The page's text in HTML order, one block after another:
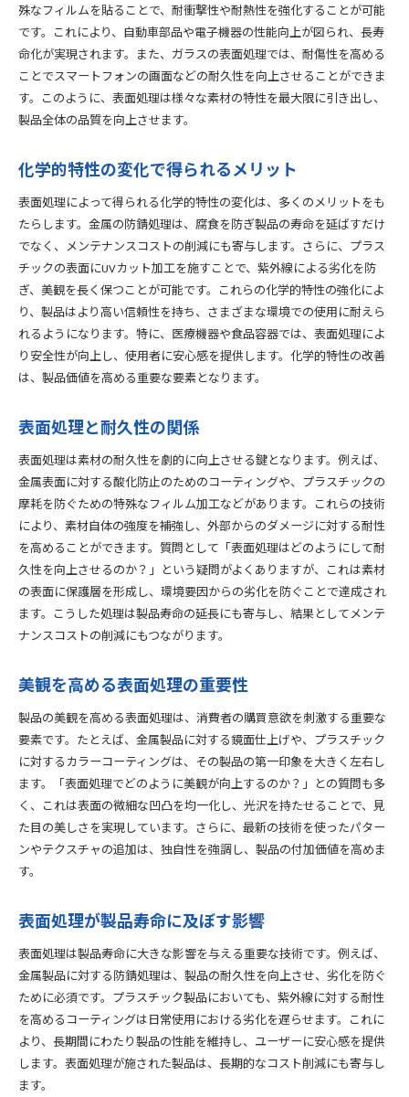
表面処理の種類とその素材への効果的な活用法
主要な表面処理技術の種類と特性
各種表面処理の素材別適用例
表面処理による効果的なコーティング法
素材に応じた表面処理選択のポイント
表面処理の選択で注意すべき点
実例で見る表面処理がもたらす製品の価値向上
成功事例から学ぶ表面処理の効果
耐久性強化事例に学ぶ表面処理の力
美観向上事例で見る表面処理の役割
表面処理が生み出す新製品の可能性
表面処理で差別化する製品開発
実例が示す表面処理の重要性
よくある疑問に答える表面処理の必要性とそのメリット
表面処理が必要とされる理由
製品品質における表面処理のメリット
表面処理のコストとその価値
表面処理技術の導入事例と成功の秘訣
表面処理がもたらす事業へのインパクト
素材特性を生かすための表面処理技術の革新と未来
次世代の表面処理技術の展望
技術革新がもたらす表面処理の進化
素材特性に応じた新たな表面処理技術
イノベーションが生む新たな表面処理法
殊なフィルムを貼ることで、耐衝撃性や耐熱性を強化することが可能
です。これにより、自動車部品や電子機器の性能向上が図られ、長寿
命化が実現されます。また、ガラスの表面処理では、耐傷性を高める
ことでスマートフォンの画面などの耐久性を向上させることができま
す。このように、表面処理は様々な素材の特性を最大限に引き出し、
製品全体の品質を向上させます。
化学的特性の変化で得られるメリット
表面処理によって得られる化学的特性の変化は、多くのメリットをも
たらします。金属の防錆処理は、腐食を防ぎ製品の寿命を延ばすだけ
でなく、メンテナンスコストの削減にも寄与します。さらに、プラス
チックの表面にUVカット加工を施すことで、紫外線による劣化を防
ぎ、美観を長く保つことが可能です。これらの化学的特性の強化によ
り、製品はより高い信頼性を持ち、さまざまな環境での使用に耐えら
れるようになります。特に、医療機器や食品容器では、表面処理によ
り安全性が向上し、使用者に安心感を提供します。化学的特性の改善
は、製品価値を高める重要な要素となります。
表面処理と耐久性の関係
表面処理は素材の耐久性を劇的に向上させる鍵となります。例えば、
金属表面に対する酸化防止のためのコーティングや、プラスチックの
摩耗を防ぐための特殊なフィルム加工などがあります。これらの技術
により、素材自体の強度を補強し、外部からのダメージに対する耐性
を高めることができます。質問として「表面処理はどのようにして耐
久性を向上させるのか？」という疑問がよくありますが、これは素材
の表面に保護層を形成し、環境要因からの劣化を防ぐことで達成され
ます。こうした処理は製品寿命の延長にも寄与し、結果としてメンテ
ナンスコストの削減にもつながります。
美観を高める表面処理の重要性
製品の美観を高める表面処理は、消費者の購買意欲を刺激する重要な
要素です。たとえば、金属製品に対する鏡面仕上げや、プラスチック
に対するカラーコーティングは、その製品の第一印象を大きく左右し
ます。「表面処理でどのように美観が向上するのか？」との質問も多
く、これは表面の微細な凹凸を均一化し、光沢を持たせることで、見
た目の美しさを実現しています。さらに、最新の技術を使ったパター
ンやテクスチャの追加は、独自性を強調し、製品の付加価値を高めま
す。
表面処理が製品寿命に及ぼす影響
表面処理は製品寿命に大きな影響を与える重要な技術です。例えば、
金属製品に対する防錆処理は、製品の耐久性を向上させ、劣化を防ぐ
ために必須です。プラスチック製品においても、紫外線に対する耐性
を高めるコーティングは日常使用における劣化を遅らせます。これに
より、長期間にわたり製品の性能を維持し、ユーザーに安心感を提供
します。表面処理が施された製品は、長期的なコスト削減にも寄与し
ます。